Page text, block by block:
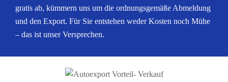
gratis ab, kümmern uns um die ordnungsgemäße Abmeldung
und den Export. Für Sie entstehen weder Kosten noch Mühe
– das ist unser Versprechen.